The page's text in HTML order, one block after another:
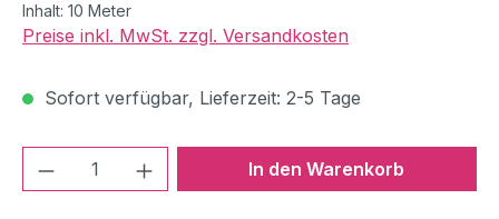
Inhalt: 10 Meter
Preise inkl. MwSt. zzgl. Versandkosten
Sofort verfügbar, Lieferzeit: 2-5 Tage
Produkt Anzahl: Gib denIn den Warenkorb